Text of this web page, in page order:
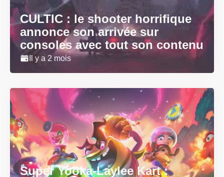
CULTIC : le shooter horrifique
annonce son arrivée sur
consoles avec tout son contenu
Il y a 2 mois
Super Yooka-Laylee Kart :